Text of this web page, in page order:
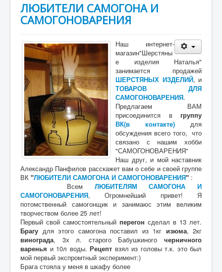
ЛЮБИТЕЛИ САМОГОНА И
САМОГОНОВАРЕНИЯ
Наш интернет-
магазин"Шерстяны
е изделия Наталья"
занимается продажей
ШЕРСТЯНЫХ ИЗДЕЛИЙ, и
ТОВАРОВ ДЛЯ
САМОГОНОВАРЕНИЯ.
Предлагаем ВАМ
присоединится в группу
ВК(в контакте) для
обсуждения всего того, что
связано с нашим хобби
"САМОГОНОВАРЕНИЯ"
Наш друг, и мой наставник
Александр Панфилов расскажет вам о себе и своей группе
ВК "ЛЮБИТЕЛИ САМОГОНА И САМОГОНОВАРЕНИЯ" :
Всем ЛЮБИТЕЛЯМ САМОГОНА И
САМОГОНОВАРЕНИЯ, Огромнейший привет! Я
потомственный самогонщик и занимаюс этим великим
творчеством более 25 лет!
Первый свой самостоятельный перегон сделал в 13 лет.
Брагу для этого самогона поставил из 1кг изюма, 2кг
винограда, 3х л. старого Бабушкиного черничного
варенья и 10л воды. Рецепт взял из головы т.к. это был
мой первый экспромтный эксперимент:)
Брага стояла у меня в шкафу более